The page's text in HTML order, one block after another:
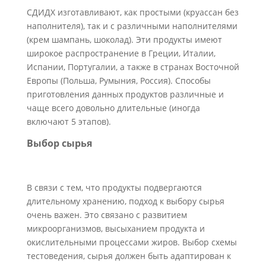
СДИДХ изготавливают, как простыми (круассан без
наполнителя), так и с различными наполнителями
(крем шампань, шоколад). Эти продукты имеют
широкое распространение в Греции, Италии,
Испании, Португалии, а также в странах Восточной
Европы (Польша, Румыния, Россия). Способы
приготовления данных продуктов различные и
чаще всего довольно длительные (иногда
включают 5 этапов).
Выбор сырья
В связи с тем, что продукты подвергаются
длительному хранению, подход к выбору сырья
очень важен. Это связано с развитием
микроорганизмов, высыханием продукта и
окислительными процессами жиров. Выбор схемы
тестоведения, сырья должен быть адаптирован к